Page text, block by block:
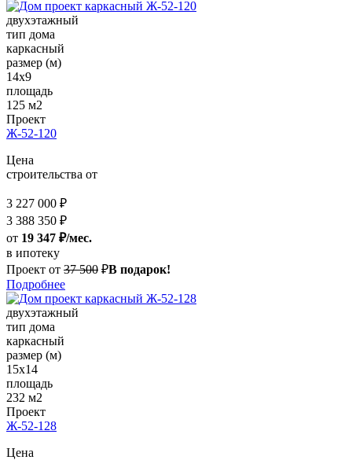
двухэтажный
тип дома
каркасный
размер (м)
14x9
площадь
125 м2
Проект
Ж-52-120
Цена
строительства от
3 227 000 ₽
3 388 350 ₽
от 19 347 ₽/мес.
в ипотеку
Проект от 37 500 ₽В подарок!
Подробнее
двухэтажный
тип дома
каркасный
размер (м)
15x14
площадь
232 м2
Проект
Ж-52-128
Цена